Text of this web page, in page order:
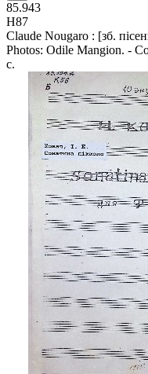
85.943
Н87
Claude Nougaro : [зб.
Photos: Odile Mangion. -
c.